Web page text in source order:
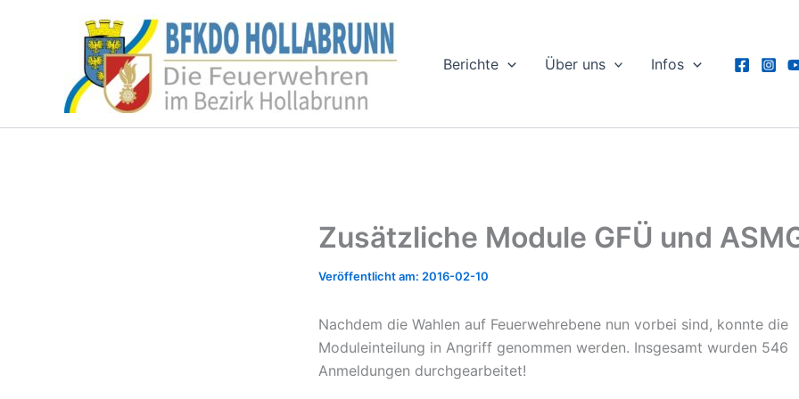
Berichte Über uns Infos
Zusätzliche Module GFÜ und
2016-02-10
Nachdem die Wahlen auf Feuerwehrebene nun vorbei sind, konnte die
Moduleinteilung in Angriff genommen werden. Insgesamt wurden 546
Anmeldungen durchgearbeitet!